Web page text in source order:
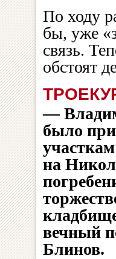
По ходу
бы, уже
связь.
обстоят
—
было
на
вечный
Блинов.